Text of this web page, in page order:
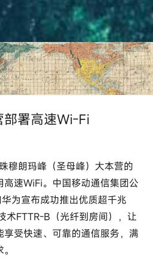
部署高速Wi-Fi
穆朗玛峰（圣母峰）大本营的
速WiFi。中国移动通信集团公
为宣布成功推出优质超千兆
术FTTR-B（光纤到房间），让
受快速、可靠的通信服务，满